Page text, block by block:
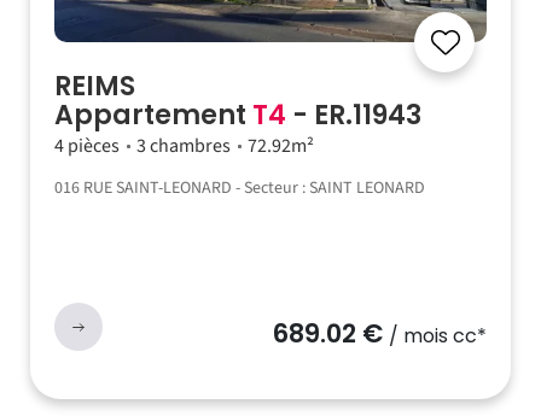
REIMS
Appartement T4 - ER.11943
4 pièces 3 chambres 72.92m²
016 RUE SAINT-LEONARD - Secteur : SAINT LEONARD
689.02 € / mois cc*